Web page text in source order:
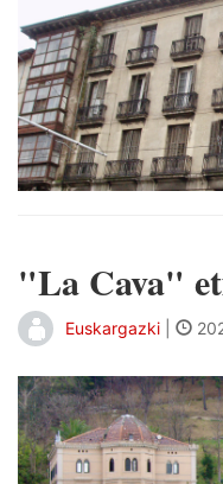
"La Cava"
Euskargazki